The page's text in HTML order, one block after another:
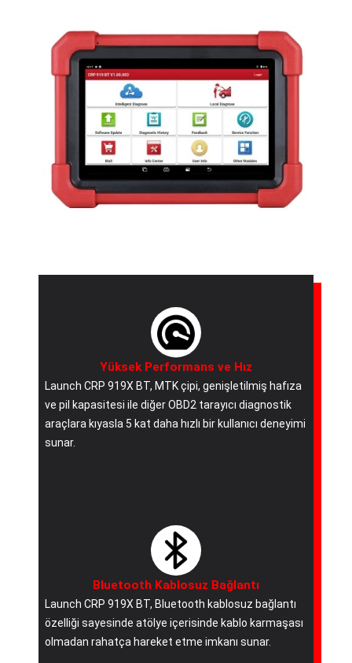
Yüksek Performans ve Hız
Launch CRP 919X BT, MTK çipi, genişletilmiş hafıza
ve pil kapasitesi ile diğer OBD2 tarayıcı diagnostik
araçlara kıyasla 5 kat daha hızlı bir kullanıcı deneyimi
sunar.
Bluetooth Kablosuz Bağlantı
Launch CRP 919X BT, Bluetooth kablosuz bağlantı
özelliği sayesinde atölye içerisinde kablo karmaşası
olmadan rahatça hareket etme imkanı sunar.